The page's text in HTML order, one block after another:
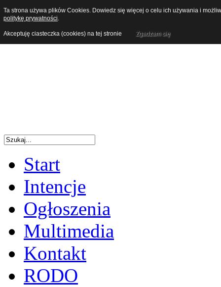
Start
Intencje
Ogłoszenia
Multimedia
Kontakt
RODO
Ta strona używa plików Cookies. Dowiedz się więcej o celu ich używania i
politykę prywatności.
Akceptuję ciasteczka (cookies) na tej stronie Zgadzam się